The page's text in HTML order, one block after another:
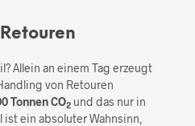
Allein an einem Tag erzeugt
von Retouren
Tonnen CO2 und das nur in
ist ein absoluter Wahnsinn,